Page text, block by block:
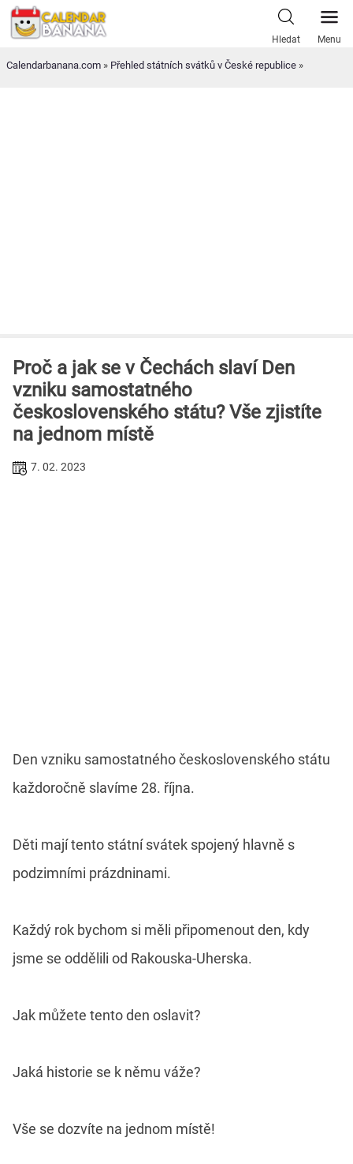
Skip
Hledat Menu
Calendarbanana.com » Přehled státních svátků v České republice »
Proč a jak se v Čechách slaví Den
vzniku samostatného
československého státu? Vše zjistíte
na jednom místě
7. 02. 2023
Den vzniku samostatného československého státu
každoročně slavíme 28. října.
Děti mají tento státní svátek spojený hlavně s
podzimními prázdninami.
Každý rok bychom si měli připomenout den, kdy
jsme se oddělili od Rakouska-Uherska.
Jak můžete tento den oslavit?
Jaká historie se k němu váže?
Vše se dozvíte na jednom místě!